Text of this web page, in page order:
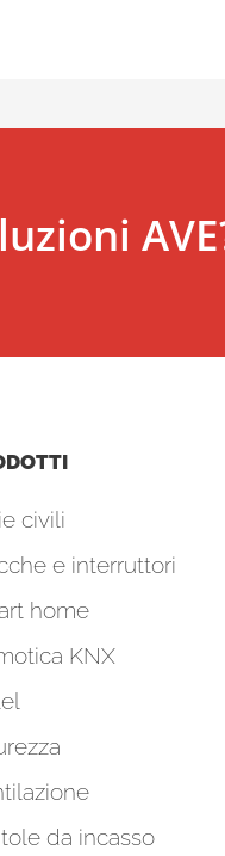
civili
e interruttori
home
KNX
da incasso